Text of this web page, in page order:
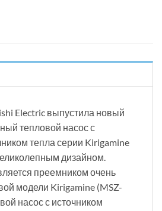
Electric выпустила новый
тепловой насос с
тепла серии Kirigamine
дизайном.
преемником очень
модели Kirigamine (MSZ-
насос с источником